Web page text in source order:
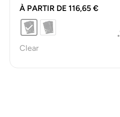
À PARTIR DE 116,65 €
Clear